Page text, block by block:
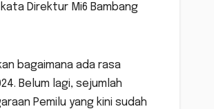
Direktur Mi6 Bambang
bagaimana ada rasa
Belum lagi, sejumlah
Pemilu yang kini sudah